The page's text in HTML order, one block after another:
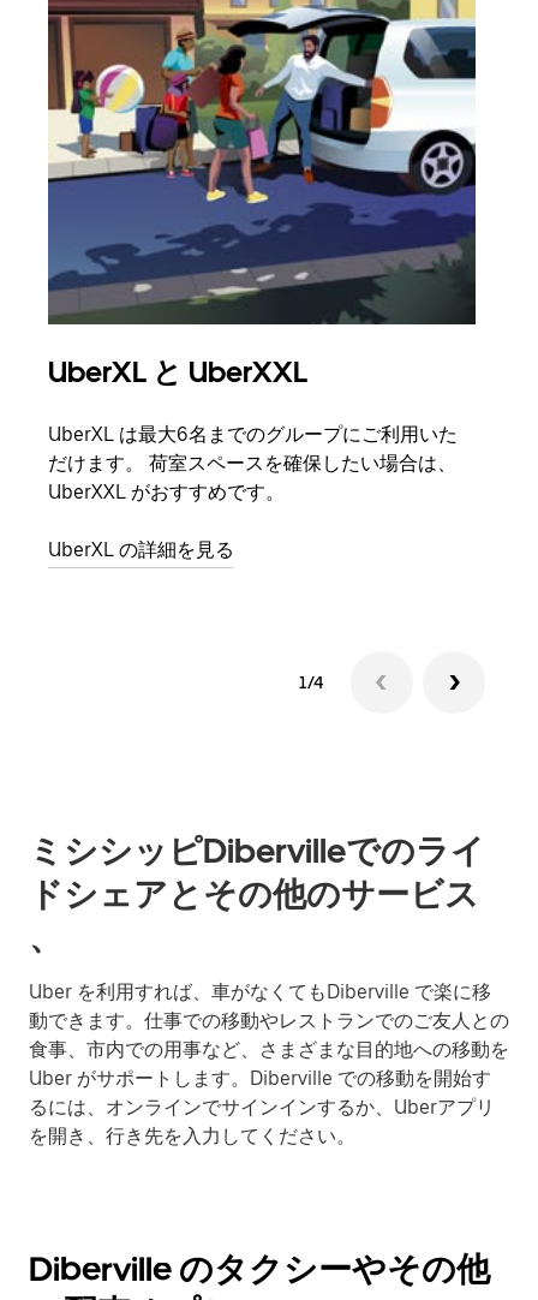
UberXL と UberXXL
UberXL は最大6名までのグループにご利用いた
だけます。 荷室スペースを確保したい場合は、
UberXXL がおすすめです。
UberXL の詳細を見る
1/4
ミシシッピDibervilleでのライ
ドシェアとその他のサービス
、
Uber を利用すれば、車がなくてもDiberville で楽に移
動できます。仕事での移動やレストランでのご友人との
食事、市内での用事など、さまざまな目的地への移動を
Uber がサポートします。Diberville での移動を開始す
るには、オンラインでサインインするか、Uberアプリ
を開き、行き先を入力してください。
Diberville のタクシーやその他